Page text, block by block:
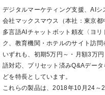
デジタルマーケティング支援、AI
会社マックスマウス（本社：東京都
多言語AIチャットボット頼友〈ヨ
ク、教育機関・ホテルのサイト訪問
いずれも、初期5万円～・月額3万
語対応、プリセット済みQ&Aデー
どを特長としています。
これらの製品は、2018年10月24～